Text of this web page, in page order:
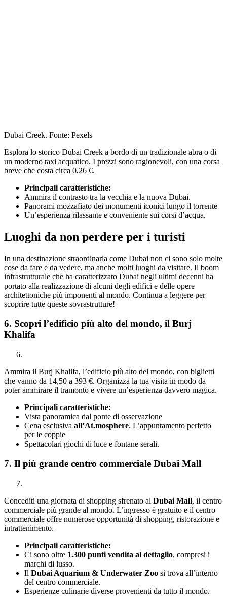
Dubai Creek. Fonte: Pexels
Esplora lo storico Dubai Creek a bordo di un tradizionale abra o di
un moderno taxi acquatico. I prezzi sono ragionevoli, con una corsa
breve che costa circa 0,26 €.
Principali caratteristiche:
Ammira il contrasto tra la vecchia e la nuova Dubai.
Panorami mozzafiato dei monumenti iconici lungo il torrente
Un’esperienza rilassante e conveniente sui corsi d’acqua.
Luoghi da non perdere per i turisti
In una destinazione straordinaria come Dubai non ci sono solo molte
cose da fare e da vedere, ma anche molti luoghi da visitare. Il boom
infrastrutturale che ha caratterizzato Dubai negli ultimi decenni ha
portato alla realizzazione di alcuni degli edifici e delle opere
architettoniche più imponenti al mondo. Continua a leggere per
scoprire tutte queste sovrastrutture!
6. Scopri l’edificio più alto del mondo, il Burj
Khalifa
Ammira il Burj Khalifa, l’edificio più alto del mondo, con biglietti
che vanno da 14,50 a 393 €. Organizza la tua visita in modo da
poter ammirare il tramonto e vivere un’esperienza davvero magica.
Principali caratteristiche:
Vista panoramica dal ponte di osservazione
Cena esclusiva all’At.mosphere. L’appuntamento perfetto
per le coppie
Spettacolari giochi di luce e fontane serali.
7. Il più grande centro commerciale Dubai Mall
Concediti una giornata di shopping sfrenato al Dubai Mall, il centro
commerciale più grande al mondo. L’ingresso è gratuito e il centro
commerciale offre numerose opportunità di shopping, ristorazione e
intrattenimento.
Principali caratteristiche:
Ci sono oltre 1.300 punti vendita al dettaglio, compresi i
marchi di lusso.
Il Dubai Aquarium & Underwater Zoo si trova all’interno
del centro commerciale.
Esperienze culinarie diverse provenienti da tutto il mondo.